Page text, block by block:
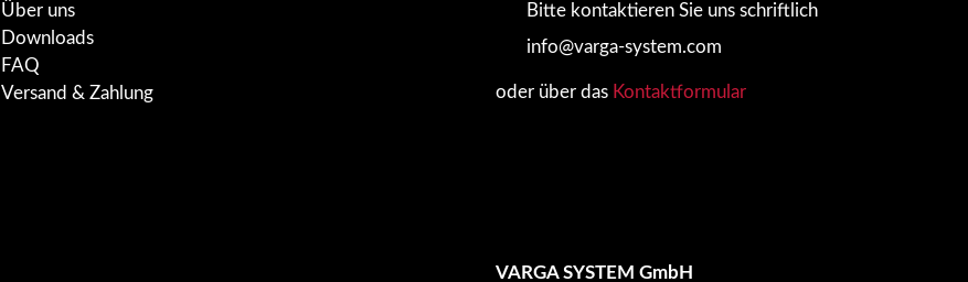
Über uns
Downloads
FAQ
Versand & Zahlung
Bitte kontaktieren Sie uns schriftlich
info@varga-system.com
oder über das Kontaktformular
VARGA SYSTEM GmbH